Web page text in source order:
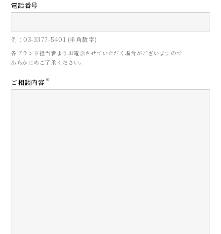
電話番号
例：03-3377-5401 (半角数字)
各ブランド担当者よりお電話させていただく場合がございますので
あらかじめご了承ください。
ご相談内容 ※